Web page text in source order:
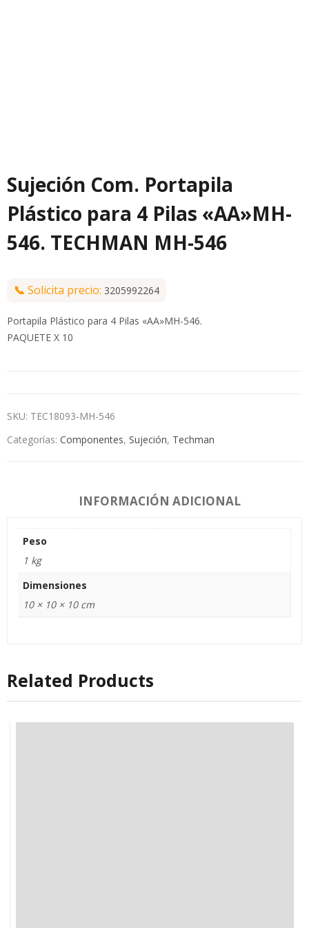
Sujeción Com. Portapila
Plástico para 4 Pilas «AA»MH-
546. TECHMAN MH-546
📞 Solicita precio: 3205992264
Portapila Plástico para 4 Pilas «AA»MH-546.
PAQUETE X 10
SKU: TEC18093-MH-546
Categorías: Componentes, Sujeción, Techman
INFORMACIÓN ADICIONAL
Peso
1 kg
Dimensiones
10 × 10 × 10 cm
Related Products